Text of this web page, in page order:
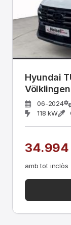
Hyundai
06-2024
118 kW
34.994
amb tot inclòs